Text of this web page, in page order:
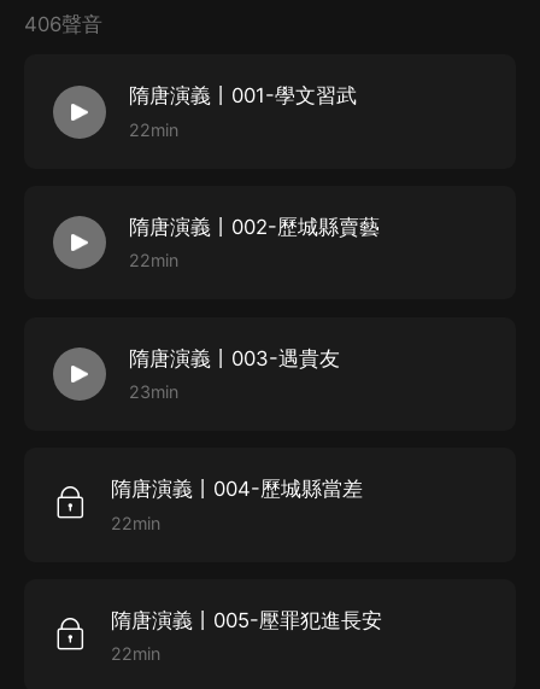
406聲音
隋唐演義丨001-學文習武
22min
隋唐演義丨002-歷城縣賣藝
22min
隋唐演義丨003-遇貴友
23min
隋唐演義丨004-歷城縣當差
22min
隋唐演義丨005-壓罪犯進長安
22min